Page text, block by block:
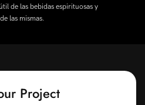
de las bebidas espirituosas y
las mismas.
Project